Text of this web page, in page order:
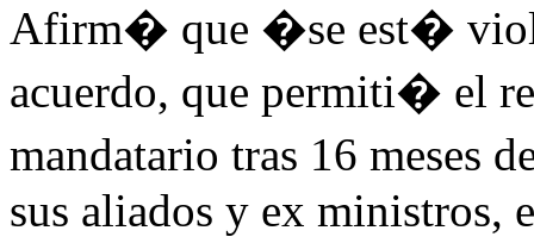
Afirm� que �se est�
acuerdo, que permiti� el
mandatario tras 16 meses
sus aliados y ex ministros,